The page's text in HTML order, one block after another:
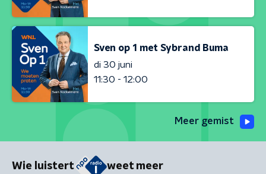
Sven op 1 met Sybrand Buma
di 30 juni
11:30 - 12:00
Meer gemist
Wie luistert weet meer